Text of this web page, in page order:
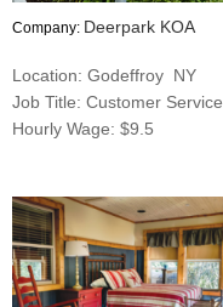
Company: Deerpark KOA
Location: Godeffroy NY
Job Title: Customer Service
Hourly Wage: $9.5